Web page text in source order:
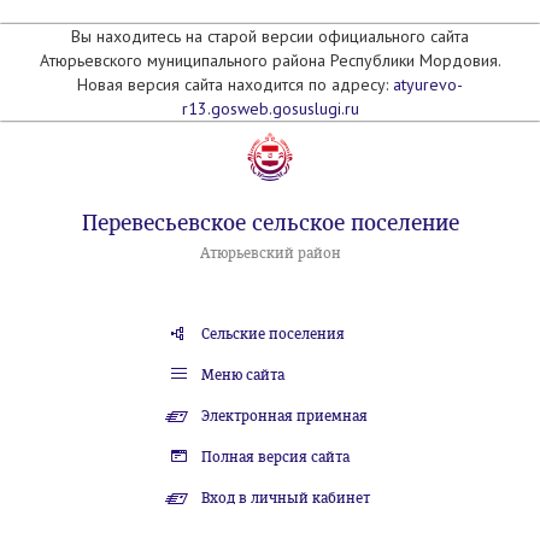
Вы находитесь на старой версии официального сайта
Атюрьевского муниципального района Республики Мордовия.
Новая версия сайта находится по адресу: atyurevo-
r13.gosweb.gosuslugi.ru
Перевесьевское сельское поселение
Атюрьевский район
Сельские поселения
Меню сайта
Электронная приемная
Полная версия сайта
Вход в личный кабинет